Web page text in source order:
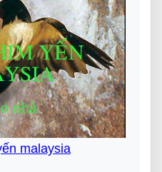
malaysia